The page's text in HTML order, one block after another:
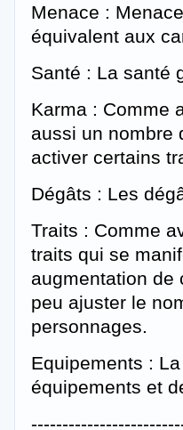
Menace :
équivalent aux
Santé : La santé
Karma : Comme
aussi un nombre
activer certains
Dégâts : Les
Traits : Comme
traits qui se
augmentation
peu ajuster le
personnages.
Equipements :
équipements et